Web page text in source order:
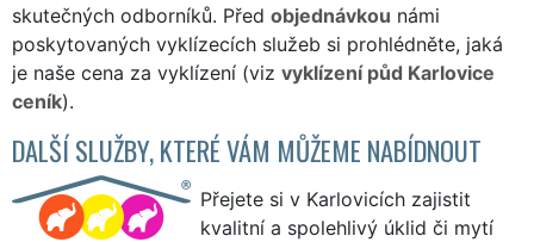
skutečných odborníků. Před objednávkou námi
poskytovaných vyklízecích služeb si prohlédněte, jaká
je naše cena za vyklízení (viz vyklízení půd Karlovice
ceník).
DALŠÍ SLUŽBY, KTERÉ VÁM MŮŽEME NABÍDNOUT
Přejete si v Karlovicích zajistit
kvalitní a spolehlivý úklid či mytí